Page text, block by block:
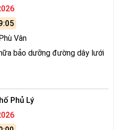
Vân
bảo dưỡng đường dây lưới
Phủ Lý